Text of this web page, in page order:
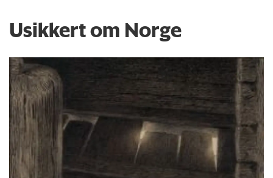
Usikkert om Norge